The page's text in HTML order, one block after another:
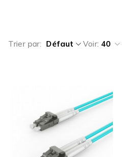
Trier par Défaut Voir: 40